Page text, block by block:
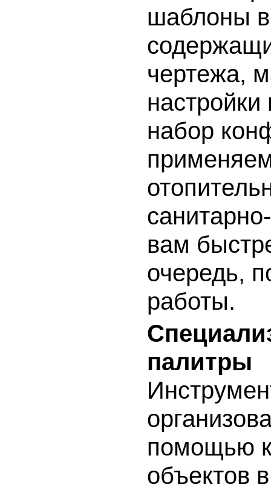
шаблоны в
чертежа,
набор
вам
очередь,
работы.
палитры
помощью
объектов